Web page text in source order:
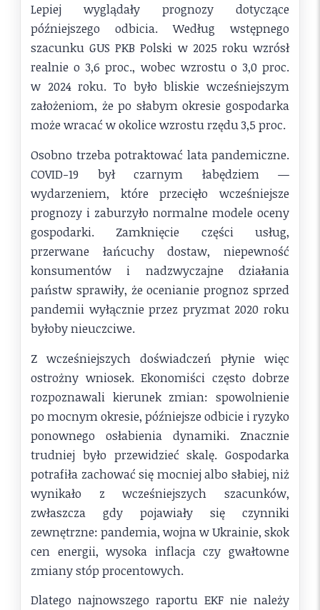
Lepiej wyglądały prognozy dotyczące
późniejszego odbicia. Według wstępnego
szacunku GUS PKB Polski w 2025 roku wzrósł
realnie o 3,6 proc., wobec wzrostu o 3,0 proc.
w 2024 roku. To było bliskie wcześniejszym
założeniom, że po słabym okresie gospodarka
może wracać w okolice wzrostu rzędu 3,5 proc.
Osobno trzeba potraktować lata pandemiczne.
COVID-19 był czarnym łabędziem —
wydarzeniem, które przecięło wcześniejsze
prognozy i zaburzyło normalne modele oceny
gospodarki. Zamknięcie części usług,
przerwane łańcuchy dostaw, niepewność
konsumentów i nadzwyczajne działania
państw sprawiły, że ocenianie prognoz sprzed
pandemii wyłącznie przez pryzmat 2020 roku
byłoby nieuczciwe.
Z wcześniejszych doświadczeń płynie więc
ostrożny wniosek. Ekonomiści często dobrze
rozpoznawali kierunek zmian: spowolnienie
po mocnym okresie, późniejsze odbicie i ryzyko
ponownego osłabienia dynamiki. Znacznie
trudniej było przewidzieć skalę. Gospodarka
potrafiła zachować się mocniej albo słabiej, niż
wynikało z wcześniejszych szacunków,
zwłaszcza gdy pojawiały się czynniki
zewnętrzne: pandemia, wojna w Ukrainie, skok
cen energii, wysoka inflacja czy gwałtowne
zmiany stóp procentowych.
Dlatego najnowszego raportu EKF nie należy